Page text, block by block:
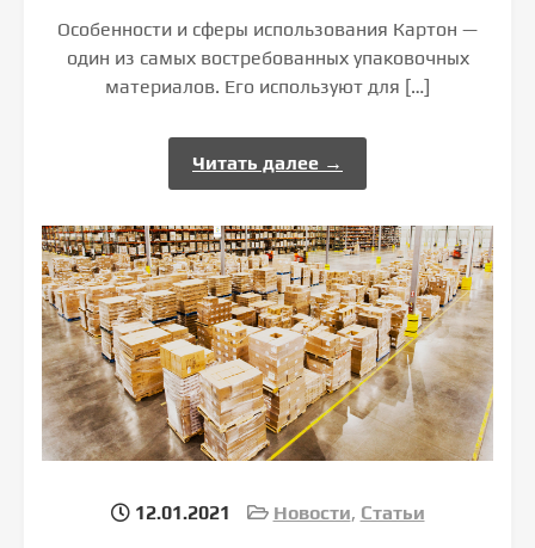
Особенности и сферы использования Картон —
один из самых востребованных упаковочных
материалов. Его используют для […]
Читать далее →
12.01.2021 Новости, Статьи